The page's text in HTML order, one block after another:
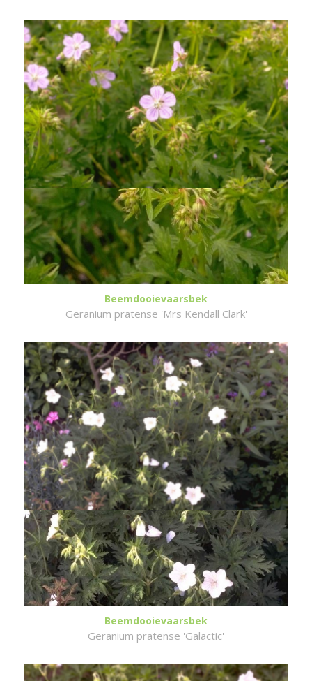
Beemdooievaarsbek
Geranium pratense 'Mrs Kendall Clark'
Beemdooievaarsbek
Geranium pratense 'Galactic'